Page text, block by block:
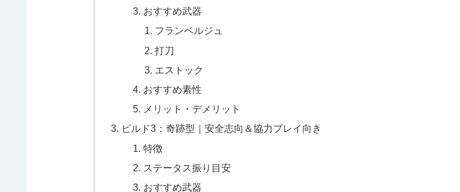
おすすめ武器
フランベルジュ
打刀
エストック
おすすめ素性
メリット・デメリット
ビルド3：奇跡型｜安全志向＆協力プレイ向き
特徴
ステータス振り目安
おすすめ武器